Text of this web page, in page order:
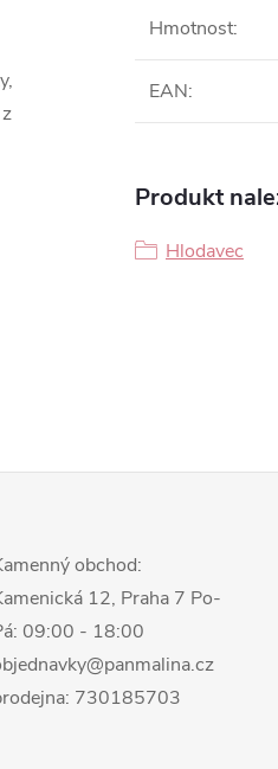
Hmotnost:
EAN:
Produkt
Hlodavec
obchod:
12, Praha 7 Po-
09:00 - 18:00
730185703